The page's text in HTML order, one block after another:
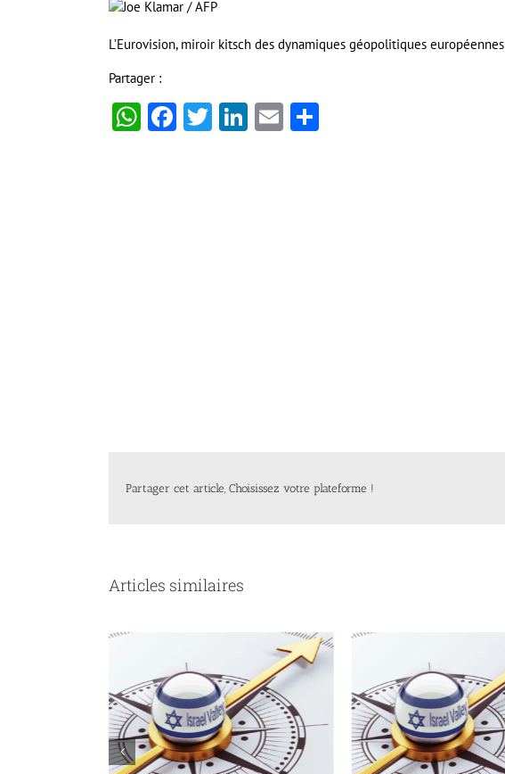
L’Eurovision, miroir kitsch des dynamiques géopolitiques européennes
Partager :
WhatsApp
Facebook
Twitter
LinkedIn
Email
Partager cet article, Choisissez votre plateforme !
Articles similaires